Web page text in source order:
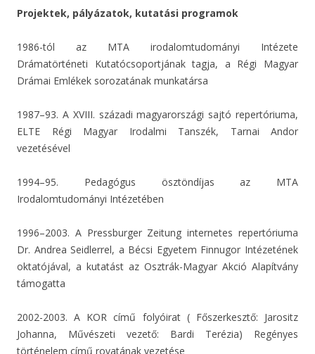
Projektek, pályázatok, kutatási programok
1986-tól az MTA irodalomtudományi Intézete
Drámatörténeti Kutatócsoportjának tagja, a Régi Magyar
Drámai Emlékek sorozatának munkatársa
1987–93. A XVIII. századi magyarországi sajtó repertóriuma,
ELTE Régi Magyar Irodalmi Tanszék, Tarnai Andor
vezetésével
1994–95. Pedagógus ösztöndíjas az MTA
Irodalomtudományi Intézetében
1996–2003. A Pressburger Zeitung internetes repertóriuma
Dr. Andrea Seidlerrel, a Bécsi Egyetem Finnugor Intézetének
oktatójával, a kutatást az Osztrák-Magyar Akció Alapítvány
támogatta
2002-2003. A KOR című folyóirat ( Főszerkesztő: Jarositz
Johanna, Művészeti vezető: Bardi Terézia) Regényes
történelem című rovatának vezetése